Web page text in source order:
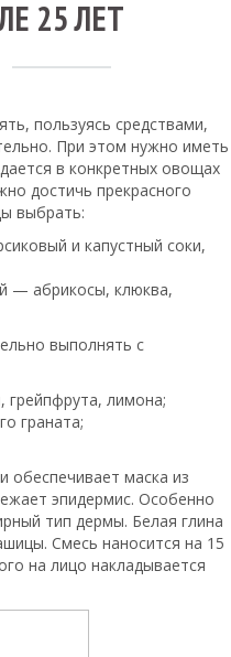
25 ЛЕТ
пользуясь средствами,
При этом нужно иметь
в конкретных овощах
достичь прекрасного
выбрать:
и капустный соки,
— абрикосы, клюква,
выполнять с
грейпфрута, лимона;
граната;
обеспечивает маска из
эпидермис. Особенно
тип дермы. Белая глина
Смесь наносится на 15
на лицо накладывается